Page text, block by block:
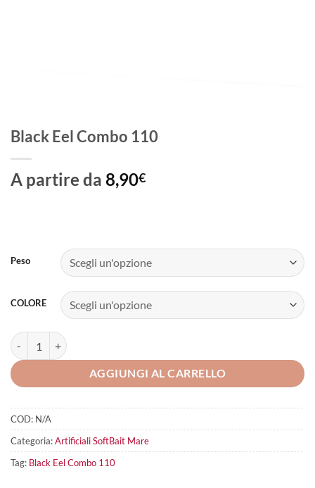
Black Eel Combo 110
A partire da 8,90€
Peso
COLORE
Black Eel Combo 110 quantità
AGGIUNGI AL CARRELLO
COD: N/A
Categoria:Artificiali SoftBait Mare
Tag: Black Eel Combo 110